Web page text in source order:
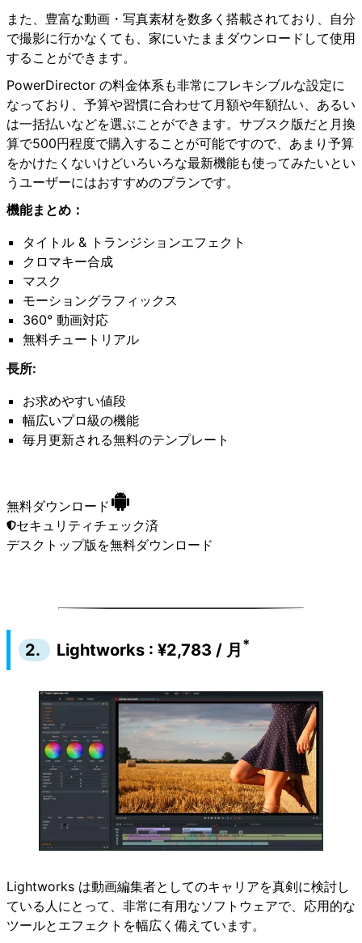
また、豊富な動画・写真素材を数多く搭載されており、自分
で撮影に行かなくても、家にいたままダウンロードして使用
することができます。
PowerDirector の料金体系も非常にフレキシブルな設定に
なっており、予算や習慣に合わせて月額や年額払い、あるい
は一括払いなどを選ぶことができます。サブスク版だと月換
算で500円程度で購入することが可能ですので、あまり予算
をかけたくないけどいろいろな最新機能も使ってみたいとい
うユーザーにはおすすめのプランです。
機能まとめ：
タイトル & トランジションエフェクト
クロマキー合成
マスク
モーショングラフィックス
360° 動画対応
無料チュートリアル
長所:
お求めやすい値段
幅広いプロ級の機能
毎月更新される無料のテンプレート
無料ダウンロード
セキュリティチェック済
デスクトップ版 を無料ダウンロード
2. Lightworks : ¥2,783 / 月 *
Lightworks は動画編集者としてのキャリアを真剣に検討し
ている人にとって、非常に有用なソフトウェアで、応用的な
ツールとエフェクトを幅広く備えています。